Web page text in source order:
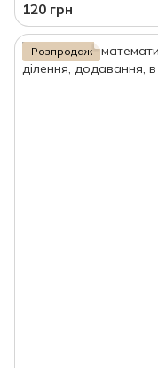
120 грн
Розпродаж